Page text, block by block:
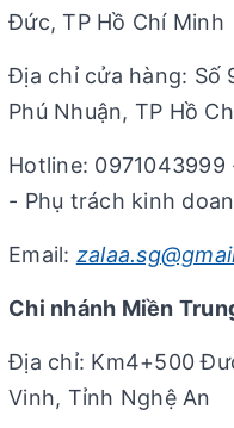
Đức, TP Hồ Chí Minh
Địa chỉ cửa hàng: Số
Phú Nhuận, TP Hồ
Hotline:
- Phụ trách kinh
Email:
Chi nhánh Miền
Địa chỉ: Km4+500
Vinh, Tỉnh Nghệ An